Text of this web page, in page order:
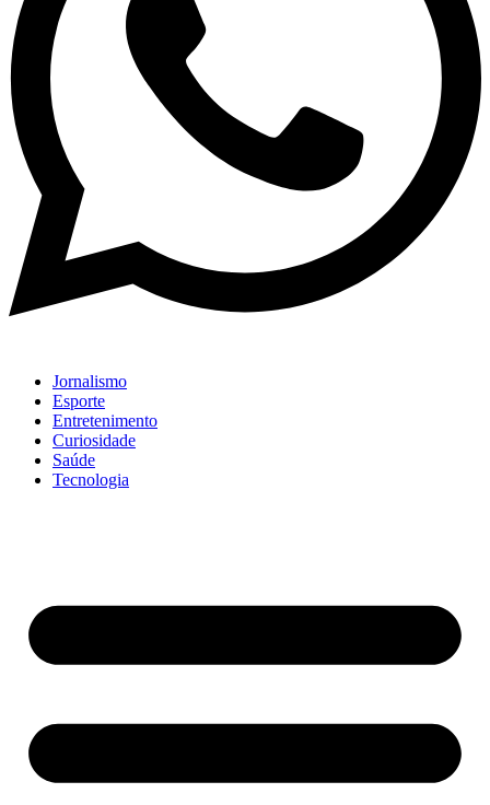
Jornalismo
Esporte
Entretenimento
Curiosidade
Saúde
Tecnologia